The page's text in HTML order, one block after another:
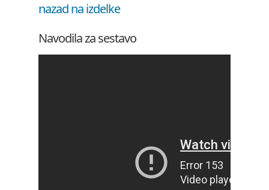
nazad na izdelke
Navodila za sestavo